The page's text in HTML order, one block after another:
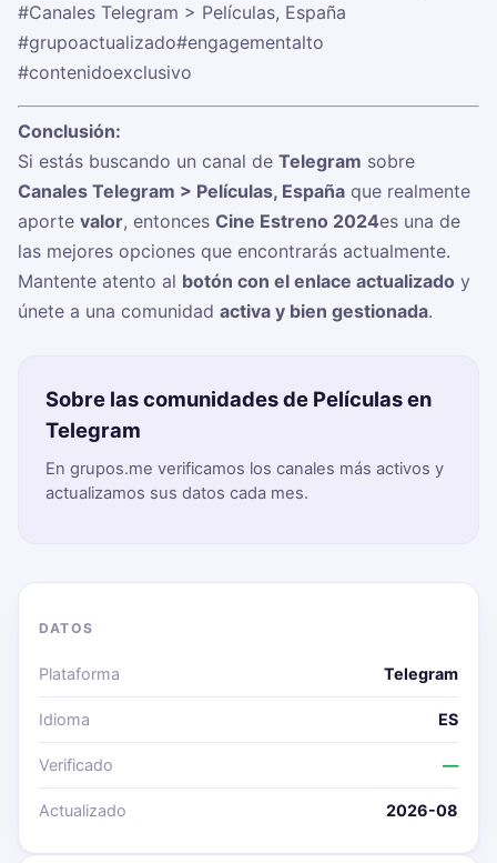
#Canales Telegram > Películas, España
#grupoactualizado#engagementalto
#contenidoexclusivo
Conclusión:
Si estás buscando un canal de Telegram sobre
Canales Telegram > Películas, España que realmente
aporte valor, entonces Cine Estreno 2024es una de
las mejores opciones que encontrarás actualmente.
Mantente atento al botón con el enlace actualizado y
únete a una comunidad activa y bien gestionada.
Sobre las comunidades de Películas en
Telegram
En grupos.me verificamos los canales más activos y
actualizamos sus datos cada mes.
DATOS
Plataforma Telegram
Idioma ES
Verificado —
Actualizado 2026-08